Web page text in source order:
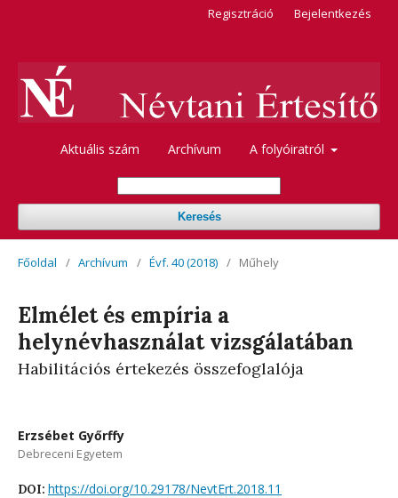
Aktuális szám Archívum A folyóiratról
Keresés
Regisztráció Bejelentkezés
Főoldal / Archívum / Évf. 40 (2018) / Műhely
Elmélet és empíria a
helynévhasználat vizsgálatában
Habilitációs értekezés összefoglalója
Erzsébet Győrffy
Debreceni Egyetem
DOI: https://doi.org/10.29178/NevtErt.2018.11